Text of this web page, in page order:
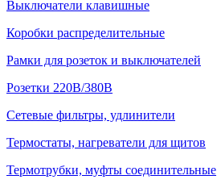
Выключатели клавишные
Коробки распределительные
Рамки для розеток и выключателей
Розетки 220В/380В
Сетевые фильтры, удлинители
Термостаты, нагреватели для щитов
Термотрубки, муфты соединительные